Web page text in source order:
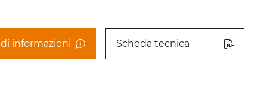
abbinarsi a un’ampia gamma di trattori presenti
La testata monta di serie gli utensili G/3, sono
in opzione i G/3/HD o i picchi R/65 o R/65/HD.
informazioni Scheda tecnica